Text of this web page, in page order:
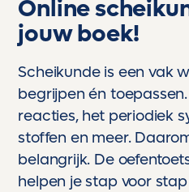
Wat Toetsmij voor ons
kloppen, aansluiten en
- Meedenkend, het
achter de schermen
leerlingen nodig
- Topkwaliteit geen
maar echt
scholen jaloers op
Online
jouw boek!
Scheikunde is een vak
begrijpen én
reacties, het periodiek
stoffen en meer.
belangrijk. De
helpen je stap voor